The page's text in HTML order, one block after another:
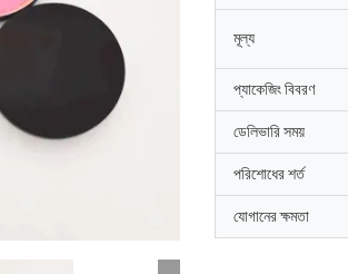
মূল্য
প্যাকেজিং বিবরণ
ডেলিভারি সময়
পরিশোধের শর্ত
যোগানের ক্ষমতা